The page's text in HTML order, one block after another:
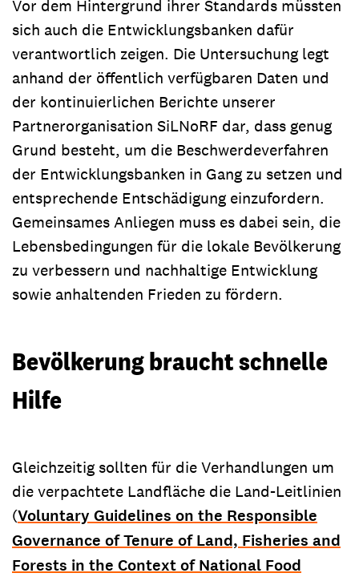
Vor dem Hintergrund ihrer Standards müssten
sich auch die Entwicklungsbanken dafür
verantwortlich zeigen. Die Untersuchung legt
anhand der öffentlich verfügbaren Daten und
der kontinuierlichen Berichte unserer
Partnerorganisation SiLNoRF dar, dass genug
Grund besteht, um die Beschwerdeverfahren
der Entwicklungsbanken in Gang zu setzen und
entsprechende Entschädigung einzufordern.
Gemeinsames Anliegen muss es dabei sein, die
Lebensbedingungen für die lokale Bevölkerung
zu verbessern und nachhaltige Entwicklung
sowie anhaltenden Frieden zu fördern.
Bevölkerung braucht schnelle
Hilfe
Gleichzeitig sollten für die Verhandlungen um
die verpachtete Landfläche die Land-Leitlinien
(Voluntary Guidelines on the Responsible
Governance of Tenure of Land, Fisheries and
Forests in the Context of National Food